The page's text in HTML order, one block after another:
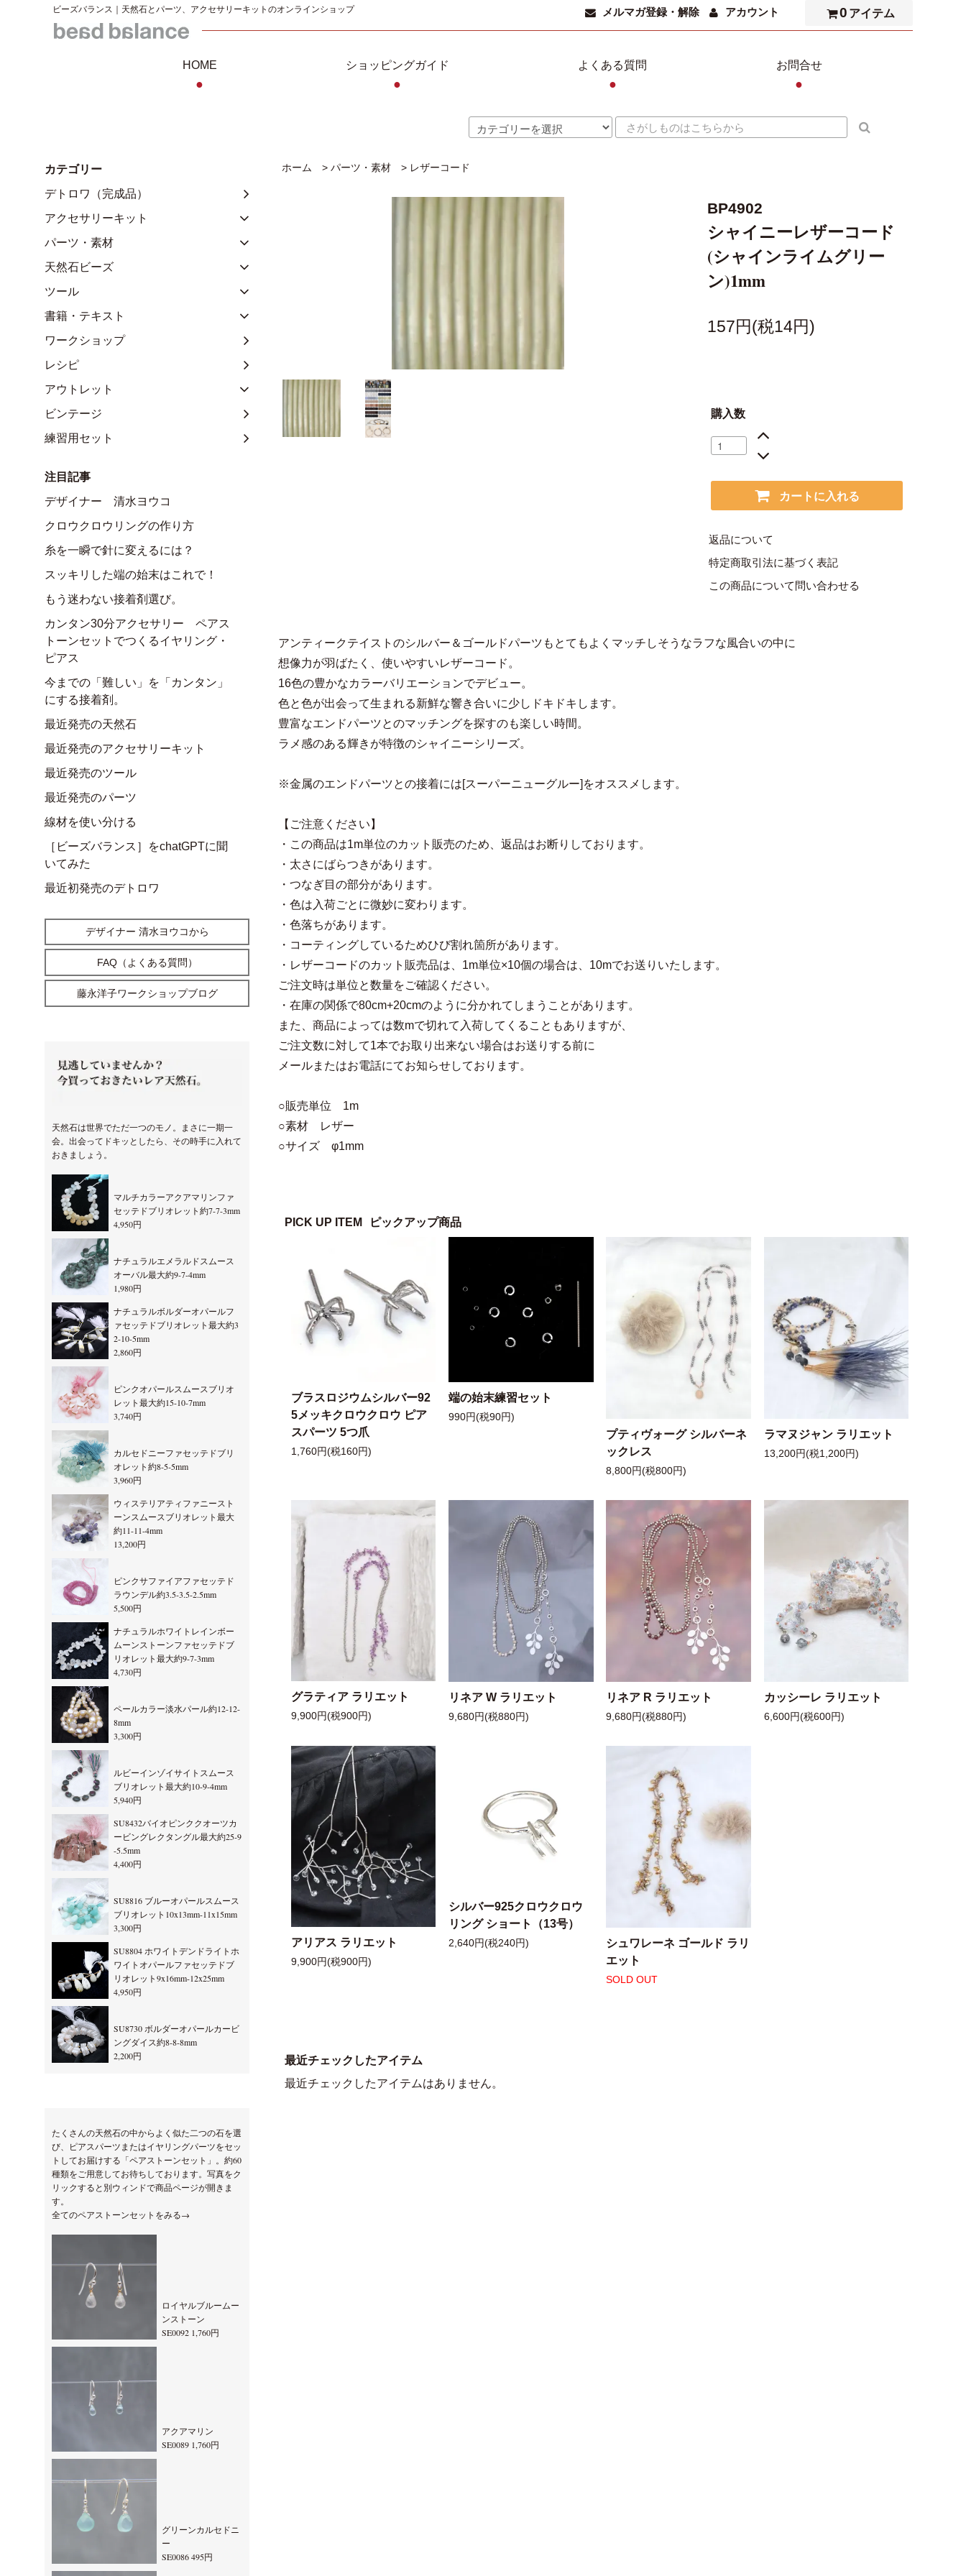
ビーズバランス｜天然石とパーツ、アクセサリーキットのオンラインショップ メルマガ登録・解除 アカウント 0 アイテム
HOME
●
ショッピングガイド
●
よくある質問
●
お問合せ
●
ホーム > パーツ・素材 > レザーコード
BP4902
シャイニーレザーコード
(シャインライムグリー
ン)1mm
157円(税14円)
購入数
カートに入れる
返品について
特定商取引法に基づく表記
この商品について問い合わせる
アンティークテイストのシルバー＆ゴールドパーツもとてもよくマッチしそうなラフな風合いの中に
想像力が羽ばたく、使いやすいレザーコード。
16色の豊かなカラーバリエーションでデビュー。
色と色が出会って生まれる新鮮な響き合いに少しドキドキします。
豊富なエンドパーツとのマッチングを探すのも楽しい時間。
ラメ感のある輝きが特徴のシャイニーシリーズ。
※金属のエンドパーツとの接着には[スーパーニューグルー]をオススメします。
【ご注意ください】
・この商品は1m単位のカット販売のため、返品はお断りしております。
・太さにばらつきがあります。
・つなぎ目の部分があります。
・色は入荷ごとに微妙に変わります。
・色落ちがあります。
・コーティングしているためひび割れ箇所があります。
・レザーコードのカット販売品は、1m単位×10個の場合は、10mでお送りいたします。
ご注文時は単位と数量をご確認ください。
・在庫の関係で80cm+20cmのように分かれてしまうことがあります。
また、商品によっては数mで切れて入荷してくることもありますが、
ご注文数に対して1本でお取り出来ない場合はお送りする前に
メールまたはお電話にてお知らせしております。
○販売単位 1m
○素材 レザー
○サイズ φ1mm
PICK UP ITEM ピックアップ商品
ブラスロジウムシルバー92
5メッキクロウクロウ ピア
スパーツ 5つ爪
1,760円(税160円)
端の始末練習セット
990円(税90円)
プティヴォーグ シルバーネ
ックレス
8,800円(税800円)
ラマヌジャン ラリエット
13,200円(税1,200円)
グラティア ラリエット
9,900円(税900円)
リネア W ラリエット
9,680円(税880円)
リネア R ラリエット
9,680円(税880円)
カッシーレ ラリエット
6,600円(税600円)
アリアス ラリエット
9,900円(税900円)
シルバー925クロウクロウ
リング ショート（13号）
2,640円(税240円)
シュワレーネ ゴールド ラリ
エット
SOLD OUT
最近チェックしたアイテム
最近チェックしたアイテムはありません。
カテゴリー
デトロワ（完成品）
アクセサリーキット
パーツ・素材
天然石ビーズ
ツール
書籍・テキスト
ワークショップ
レシピ
アウトレット
ビンテージ
練習用セット
注目記事
デザイナー 清水ヨウコ
クロウクロウリングの作り方
糸を一瞬で針に変えるには？
スッキリした端の始末はこれで！
もう迷わない接着剤選び。
カンタン30分アクセサリー ペアス
トーンセットでつくるイヤリング・
ピアス
今までの「難しい」を「カンタン」
にする接着剤。
最近発売の天然石
最近発売のアクセサリーキット
最近発売のツール
最近発売のパーツ
線材を使い分ける
［ビーズバランス］をchatGPTに聞
いてみた
最近初発売のデトロワ
デザイナー 清水ヨウコから
FAQ（よくある質問）
藤永洋子ワークショップブログ
天然石は世界でただ一つのモノ。まさに一期一
会。出会ってドキッとしたら、その時手に入れて
おきましょう。
マルチカラーアクアマリンファ
セッテドブリオレット約7-7-3mm
4,950円
ナチュラルエメラルドスムース
オーバル最大約9-7-4mm
1,980円
ナチュラルボルダーオパールフ
ァセッテドブリオレット最大約3
2-10-5mm
2,860円
ピンクオパールスムースブリオ
レット最大約15-10-7mm
3,740円
カルセドニーファセッテドブリ
オレット約8-5-5mm
3,960円
ウィステリアティファニースト
ーンスムースブリオレット最大
約11-11-4mm
13,200円
ピンクサファイアファセッテド
ラウンデル約3.5-3.5-2.5mm
5,500円
ナチュラルホワイトレインボー
ムーンストーンファセッテドブ
リオレット最大約9-7-3mm
4,730円
ペールカラー淡水パール約12-12-
8mm
3,300円
ルビーインゾイサイトスムース
ブリオレット最大約10-9-4mm
5,940円
SU8432バイオピンククオーツカ
ービングレクタングル最大約25-9
-5.5mm
4,400円
SU8816 ブルーオパールスムース
ブリオレット10x13mm-11x15mm
3,300円
SU8804 ホワイトデンドライトホ
ワイトオパールファセッテドブ
リオレット9x16mm-12x25mm
4,950円
SU8730 ボルダーオパールカービ
ングダイス約8-8-8mm
2,200円
たくさんの天然石の中からよく似た二つの石を選
び、ピアスパーツまたはイヤリングパーツをセッ
トしてお届けする「ペアストーンセット」。約60
種類をご用意してお待ちしております。写真をク
リックすると別ウィンドで商品ページが開きま
す。
全てのペアストーンセットをみる→
ロイヤルブルームー
ンストーン
SE0092 1,760円
アクアマリン
SE0089 1,760円
グリーンカルセドニ
ー
SE0086 495円